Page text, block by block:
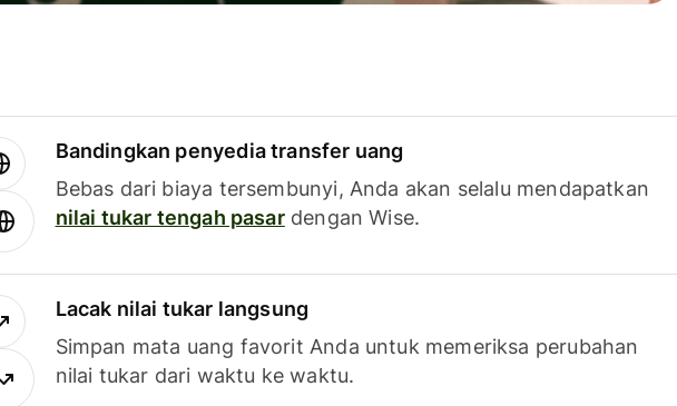
Bandingkan penyedia transfer uang
Bebas dari biaya tersembunyi, Anda akan selalu mendapatkan
nilai tukar tengah pasardengan Wise.
Lacak nilai tukar langsung
Simpan mata uang favorit Anda untuk memeriksa perubahan
nilai tukar dari waktu ke waktu.